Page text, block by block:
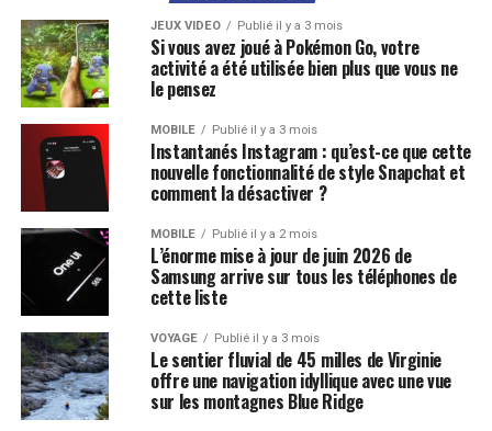
JEUX VIDÉO Publié il y a 3 mois
Si vous avez joué à Pokémon Go, votre
activité a été utilisée bien plus que vous ne
le pensez
MOBILE Publié il y a 3 mois
Instantanés Instagram : qu’est-ce que cette
nouvelle fonctionnalité de style Snapchat et
comment la désactiver ?
MOBILE Publié il y a 2 mois
L’énorme mise à jour de juin 2026 de
Samsung arrive sur tous les téléphones de
cette liste
VOYAGE Publié il y a 3 mois
Le sentier fluvial de 45 milles de Virginie
offre une navigation idyllique avec une vue
sur les montagnes Blue Ridge